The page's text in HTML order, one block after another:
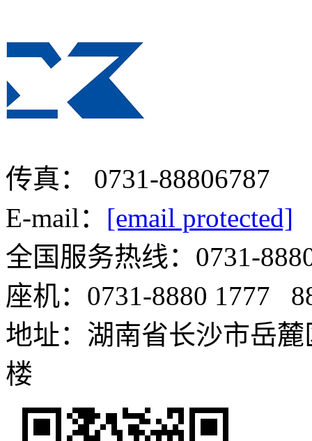
传真： 0731-88806787
E-mail： [email protected]
全国服务热线：0731-
座机：0731-8880 1777
地址：湖南省长沙市岳
楼